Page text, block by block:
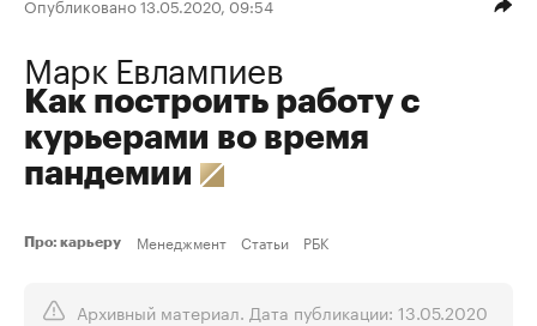
Марк Евлампиев
Как построить работу с
курьерами во время
пандемии
Про: карьеру Менеджмент Статьи РБК
Архивный материал. Дата публикации: 13.05.2020